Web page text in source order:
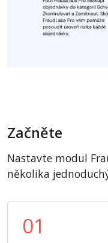
Začněte
Nastavte modul
několika
01